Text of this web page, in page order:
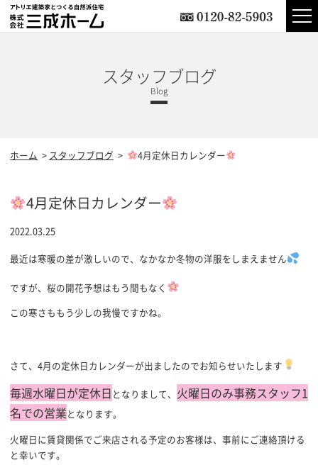
スタッフブログ
ホーム スタッフブログ 4月定休日カレンダー
4月定休日カレンダー
2022.03.25
最近は寒暖の差が激しいので、なかなか冬物の洋服をしまえません
ですが、桜の開花予想はもう間もなく
この寒さももう少しの我慢ですかね。
さて、4月の定休日カレンダーが出ましたのでお知らせいたします
毎週水曜日が定休日 となりまして、 火曜日のみ事務スタッフ1
名での営業となります。
火曜日に賃貸関係でご来店される予定のお客様は、事前にご連絡頂ける
と幸いです。